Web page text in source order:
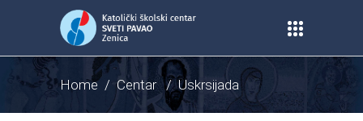
Home/Centar /Uskrsijada